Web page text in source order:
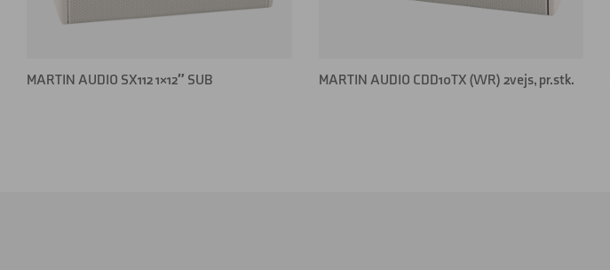
MARTIN AUDIO SX112 1×12″ SUB MARTIN AUDIO CDD10TX (WR) 2vejs, pr.stk.